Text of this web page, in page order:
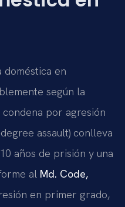
doméstica en
según la
por agresión
assault) conlleva
años de prisión y una
al Md. Code,
en primer grado,